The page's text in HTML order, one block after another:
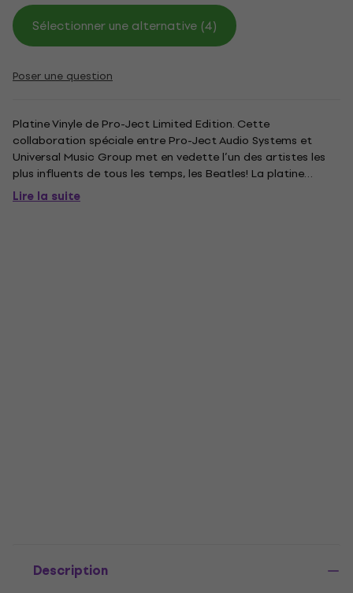
Sélectionner une alternative (4)
Poser une question
Platine Vinyle de Pro-Ject Limited Edition. Cette
collaboration spéciale entre Pro-Ject Audio Systems et
Universal Music Group met en vedette l’un des artistes les
plus influents de tous les temps, les Beatles! La platine
utilisée est l’une des platines audiophiles les plus vendues au
monde: Debut Carbon Esprit SB! Il comporte des
Lire la suite
Description